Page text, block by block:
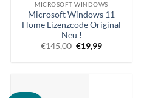
MICROSOFT WINDOWS
Microsoft Windows 11
Home Lizenzcode Original
Neu !
€145,00 Ursprünglicher
Preis
war:
€19,99Aktueller
ist: